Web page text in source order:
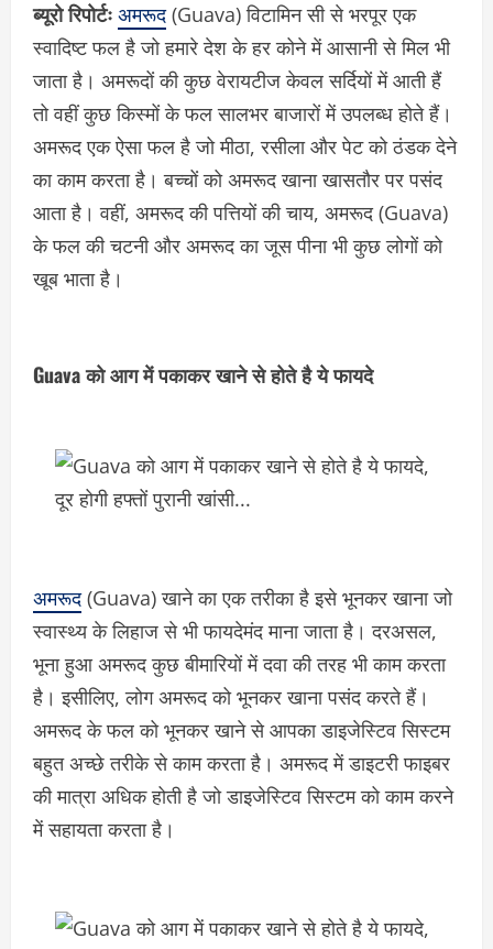
ब्यूरो रिपोर्टः अमरूद(Guava) विटामिन सी से भरपूर एक
स्वादिष्ट फल है जो हमारे देश के हर कोने में आसानी से मिल भी
जाता है। अमरूदों की कुछ वेरायटीज केवल सर्दियों में आती हैं
तो वहीं कुछ किस्मों के फल सालभर बाजारों में उपलब्ध होते हैं।
अमरूद एक ऐसा फल है जो मीठा, रसीला और पेट को ठंडक देने
का काम करता है। बच्चों को अमरूद खाना खासतौर पर पसंद
आता है। वहीं, अमरूद की पत्तियों की चाय, अमरूद (Guava)
के फल की चटनी और अमरूद का जूस पीना भी कुछ लोगों को
खूब भाता है।
Guava को आग में पकाकर खाने से होते है ये फायदे
अमरूद(Guava) खाने का एक तरीका है इसे भूनकर खाना जो
स्वास्थ्य के लिहाज से भी फायदेमंद माना जाता है। दरअसल,
भूना हुआ अमरूद कुछ बीमारियों में दवा की तरह भी काम करता
है। इसीलिए, लोग अमरूद को भूनकर खाना पसंद करते हैं।
अमरूद के फल को भूनकर खाने से आपका डाइजेस्टिव सिस्टम
बहुत अच्छे तरीके से काम करता है। अमरूद में डाइटरी फाइबर
की मात्रा अधिक होती है जो डाइजेस्टिव सिस्टम को काम करने
में सहायता करता है।